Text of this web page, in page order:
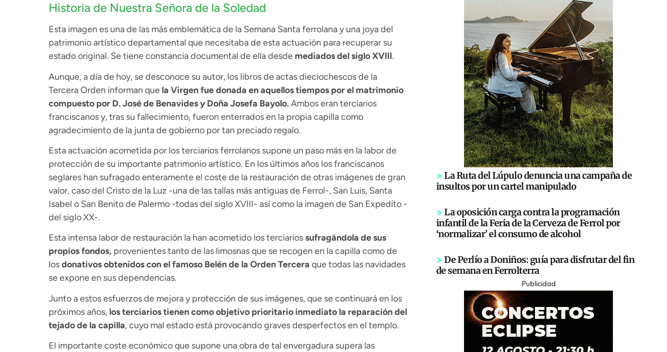
Historia de Nuestra Señora de la Soledad
Esta imagen es una de las más emblemática de la Semana Santa ferrolana y una joya del
patrimonio artístico departamental que necesitaba de esta actuación para recuperar su
estado original. Se tiene constancia documental de ella desde mediados del siglo XVIII.
Aunque, a día de hoy, se desconoce su autor, los libros de actas dieciochescos de la
Tercera Orden informan que la Virgen fue donada en aquellos tiempos por el matrimonio
compuesto por D. José de Benavides y Doña Josefa Bayolo.Ambos eran terciarios
franciscanos y, tras su fallecimiento, fueron enterrados en la propia capilla como
agradecimiento de la junta de gobierno por tan preciado regalo.
Esta actuación acometida por los terciarios ferrolanos supone un paso más en la labor de
protección de su importante patrimonio artístico. En los últimos años los franciscanos
seglares han sufragado enteramente el coste de la restauración de otras imágenes de gran
valor, caso del Cristo de la Luz -una de las tallas más antiguas de Ferrol-, San Luis, Santa
Isabel o San Benito de Palermo -todas del siglo XVIII- así como la imagen de San Expedito -
del siglo XX-.
Esta intensa labor de restauración la han acometido los terciariossufragándola de sus
propios fondos, provenientes tanto de las limosnas que se recogen en la capilla como de
losdonativos obtenidos con el famoso Belén de la Orden Tercera que todas las navidades
se expone en sus dependencias.
Junto a estos esfuerzos de mejora y protección de sus imágenes, que se continuará en los
próximos años, los terciarios tienen como objetivo prioritario inmediato la reparación del
tejado de la capilla, cuyo mal estado está provocando graves desperfectos en el templo.
El importante coste económico que supone una obra de tal envergadura supera las
> La Ruta del Lúpulo denuncia una campaña de
insultos por un cartel manipulado
> La oposición carga contra la programación
infantil de la Feria de la Cerveza de Ferrol por
‘normalizar’ el consumo de alcohol
> De Perlío a Doniños: guía para disfrutar del fin
de semana en Ferrolterra
Publicidad